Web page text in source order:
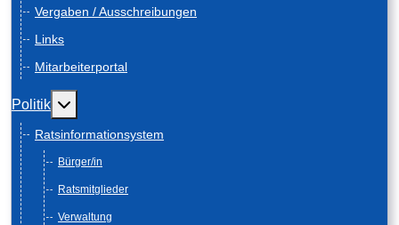
Vergaben / Ausschreibungen
Links
Mitarbeiterportal
Politik Weitere Informationen: Politik
Ratsinformationsystem
Bürger/in
Ratsmitglieder
Verwaltung